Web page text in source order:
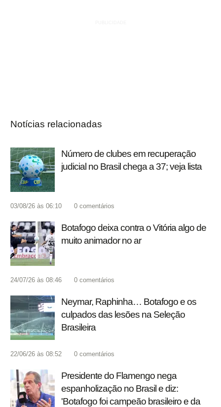
Notícias relacionadas
Número de clubes em recuperação
judicial no Brasil chega a 37; veja lista
03/08/26 às 06:10 0 comentários
Botafogo deixa contra o Vitória algo de
muito animador no ar
24/07/26 às 08:46 0 comentários
Neymar, Raphinha… Botafogo e os
culpados das lesões na Seleção
Brasileira
22/06/26 às 08:52 0 comentários
Presidente do Flamengo nega
espanholização no Brasil e diz:
'Botafogo foi campeão brasileiro e da